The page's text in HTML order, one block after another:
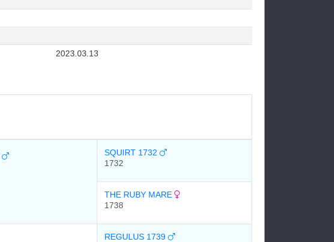
2023.03.13
SQUIRT 1732
1732
THE RUBY MARE
1738
REGULUS 1739